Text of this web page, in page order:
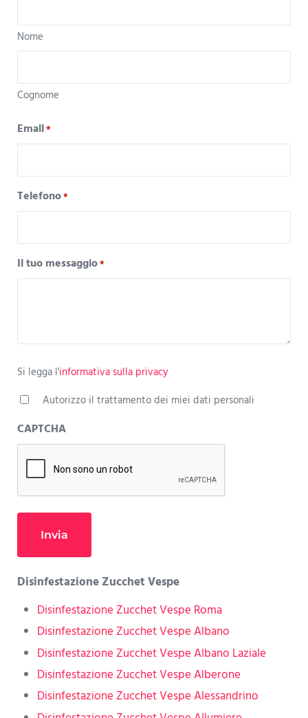
Nome
Cognome
Email*
Telefono*
Il tuo messaggio*
Si legga l'informativa sulla privacy
Autorizzo il trattamento dei miei dati personali
CAPTCHA
Disinfestazione Zucchet Vespe
Disinfestazione Zucchet Vespe Roma
Disinfestazione Zucchet Vespe Albano
Disinfestazione Zucchet Vespe Albano Laziale
Disinfestazione Zucchet Vespe Alberone
Disinfestazione Zucchet Vespe Alessandrino